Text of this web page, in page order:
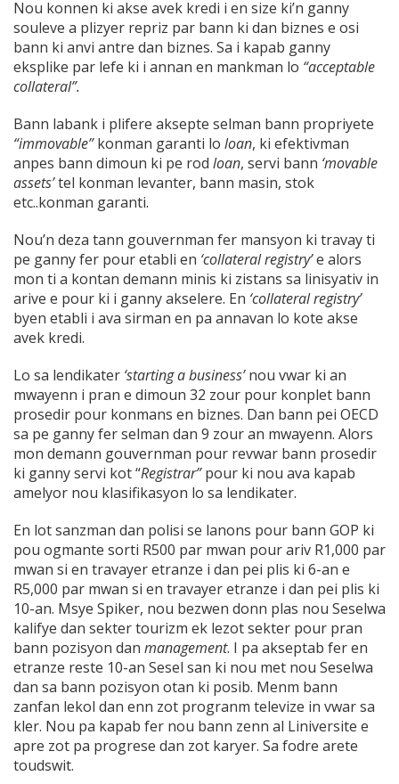
Nou konnen ki akse avek kredi i en size ki’n ganny
souleve a plizyer repriz par bann ki dan biznes e osi
bann ki anvi antre dan biznes. Sa i kapab ganny
eksplike par lefe ki i annan en mankman lo “acceptable
collateral”.
Bann labank i plifere aksepte selman bann propriyete
“immovable”konman garanti lo loan, ki efektivman
anpes bann dimoun ki pe rod loan, servi bann ‘movable
assets’tel konman levanter, bann masin, stok
etc..konman garanti.
Nou’n deza tann gouvernman fer mansyon ki travay ti
pe ganny fer pour etabli en ‘collateral registry’e alors
mon ti a kontan demann minis ki zistans sa linisyativ in
arive e pour ki i ganny akselere. En ‘collateral registry’
byen etabli i ava sirman en pa annavan lo kote akse
avek kredi.
Lo sa lendikater ‘starting a business’nou vwar ki an
mwayenn i pran e dimoun 32 zour pour konplet bann
prosedir pour konmans en biznes. Dan bann pei OECD
sa pe ganny fer selman dan 9 zour an mwayenn. Alors
mon demann gouvernman pour revwar bann prosedir
ki ganny servi kot “Registrar”pour ki nou ava kapab
amelyor nou klasifikasyon lo sa lendikater.
En lot sanzman dan polisi se lanons pour bann GOP ki
pou ogmante sorti R500 par mwan pour ariv R1,000 par
mwan si en travayer etranze i dan pei plis ki 6-an e
R5,000 par mwan si en travayer etranze i dan pei plis ki
10-an. Msye Spiker, nou bezwen donn plas nou Seselwa
kalifye dan sekter tourizm ek lezot sekter pour pran
bann pozisyon dan management. I pa akseptab fer en
etranze reste 10-an Sesel san ki nou met nou Seselwa
dan sa bann pozisyon otan ki posib. Menm bann
zanfan lekol dan enn zot progranm televize in vwar sa
kler. Nou pa kapab fer nou bann zenn al Liniversite e
apre zot pa progrese dan zot karyer. Sa fodre arete
toudswit.